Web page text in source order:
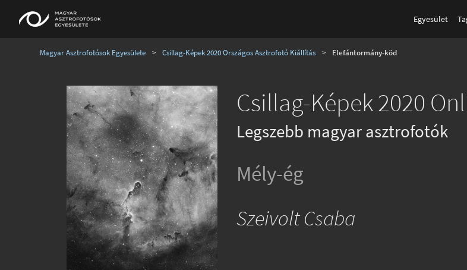
Egyesület
Magyar Asztrofotósok Egyesülete > Csillag-Képek 2020 Országos Asztrofotó Kiállítás > Elefántormány-köd
Csillag-Képek 2020
Legszebb magyar asztrofotók
Mély-ég
Szeivolt Csaba